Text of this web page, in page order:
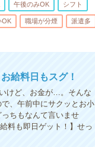
午後のみOK シフト
OK 職場が分煙 派遣多
給料日もスグ！
けど、お金が…。そんな
、午前中にサクッとお小
ちもなんて言いませ
料も即日ゲット！】せっ